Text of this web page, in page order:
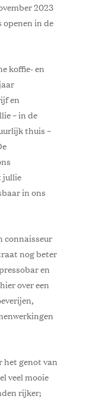
2023
openen in de
koffie- en
en
– in de
thuis –
jullie
in ons
connaisseur
nog beter
en
over een
het genot van
veel mooie
rijker;